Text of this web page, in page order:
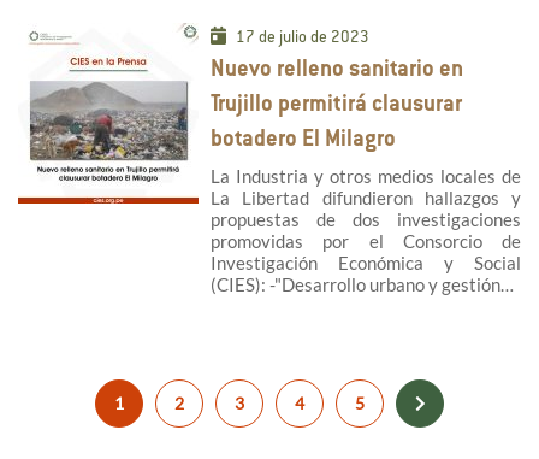
17 de julio de 2023
Nuevo relleno sanitario en
Trujillo permitirá clausurar
botadero El Milagro
La Industria y otros medios locales de
La Libertad difundieron hallazgos y
propuestas de dos investigaciones
promovidas por el Consorcio de
Investigación Económica y Social
(CIES): -"Desarrollo urbano y gestión…
1 2 3 4 5